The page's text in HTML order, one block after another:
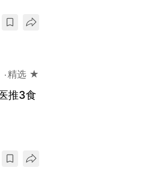
精选 ★
推3食